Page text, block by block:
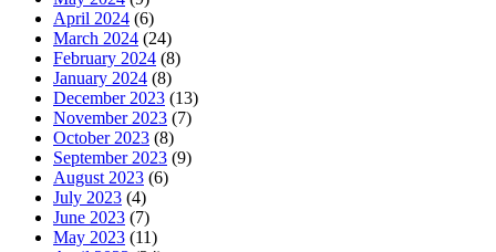
April 2024 (6)
March 2024 (24)
February 2024 (8)
January 2024 (8)
December 2023 (13)
November 2023 (7)
October 2023 (8)
September 2023 (9)
August 2023 (6)
July 2023 (4)
June 2023 (7)
May 2023 (11)